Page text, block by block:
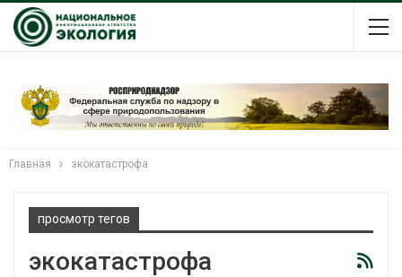
Главная экокатастрофа
просмотр тегов
экокатастрофа